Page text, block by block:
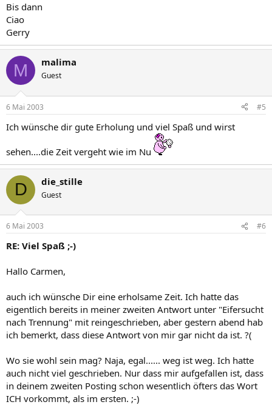
Bis dann
Ciao
Gerry
M malima
Guest
6 Mai 2003 #5
Ich wünsche dir gute Erholung und viel Spaß und wirst
sehen....die Zeit vergeht wie im Nu
D die_stille
Guest
6 Mai 2003 #6
RE: Viel Spaß ;-)
Hallo Carmen,
auch ich wünsche Dir eine erholsame Zeit. Ich hatte das
eigentlich bereits in meiner zweiten Antwort unter "Eifersucht
nach Trennung" mit reingeschrieben, aber gestern abend hab
ich bemerkt, dass diese Antwort von mir gar nicht da ist. ?(
Wo sie wohl sein mag? Naja, egal...... weg ist weg. Ich hatte
auch nicht viel geschrieben. Nur dass mir aufgefallen ist, dass
in deinem zweiten Posting schon wesentlich öfters das Wort
ICH vorkommt, als im ersten. ;-)